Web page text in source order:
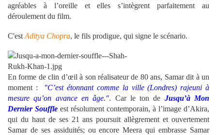
agréables à l’oreille et elles s’intègrent parfaitement au
déroulement du film.
C'est Aditya Chopra, le fils prodigue, qui signe le scénario.
En forme de clin d’œil à son réalisateur de 80 ans, Samar dit à un
moment : "C’est étonnant comme la ville (Londres) rajeuni à
mesure qu’on avance en âge.". Car le ton de Jusqu’à Mon
Dernier Souffle est résolument contemporain, à l’image d’Akira,
qui du haut de ses 21 ans poursuit allègrement et ouvertement
Samar de ses assiduités; ou encore Meera qui embrasse Samar